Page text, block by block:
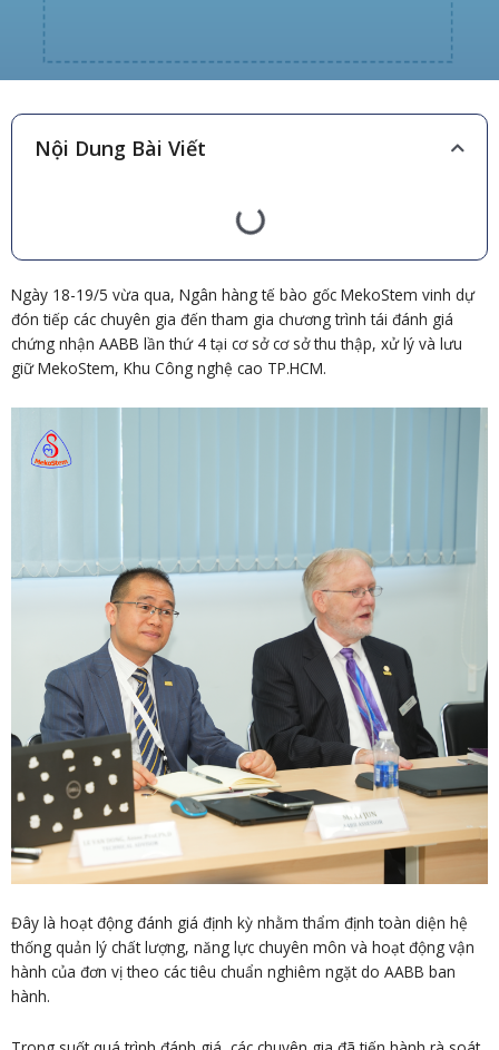
Nội Dung Bài Viết
Ngày 18-19/5 vừa qua, Ngân hàng tế bào gốc MekoStem vinh dự
đón tiếp các chuyên gia đến tham gia chương trình tái đánh giá
chứng nhận AABB lần thứ 4 tại cơ sở cơ sở thu thập, xử lý và lưu
giữ MekoStem, Khu Công nghệ cao TP.HCM.
Đây là hoạt động đánh giá định kỳ nhằm thẩm định toàn diện hệ
thống quản lý chất lượng, năng lực chuyên môn và hoạt động vận
hành của đơn vị theo các tiêu chuẩn nghiêm ngặt do AABB ban
hành.